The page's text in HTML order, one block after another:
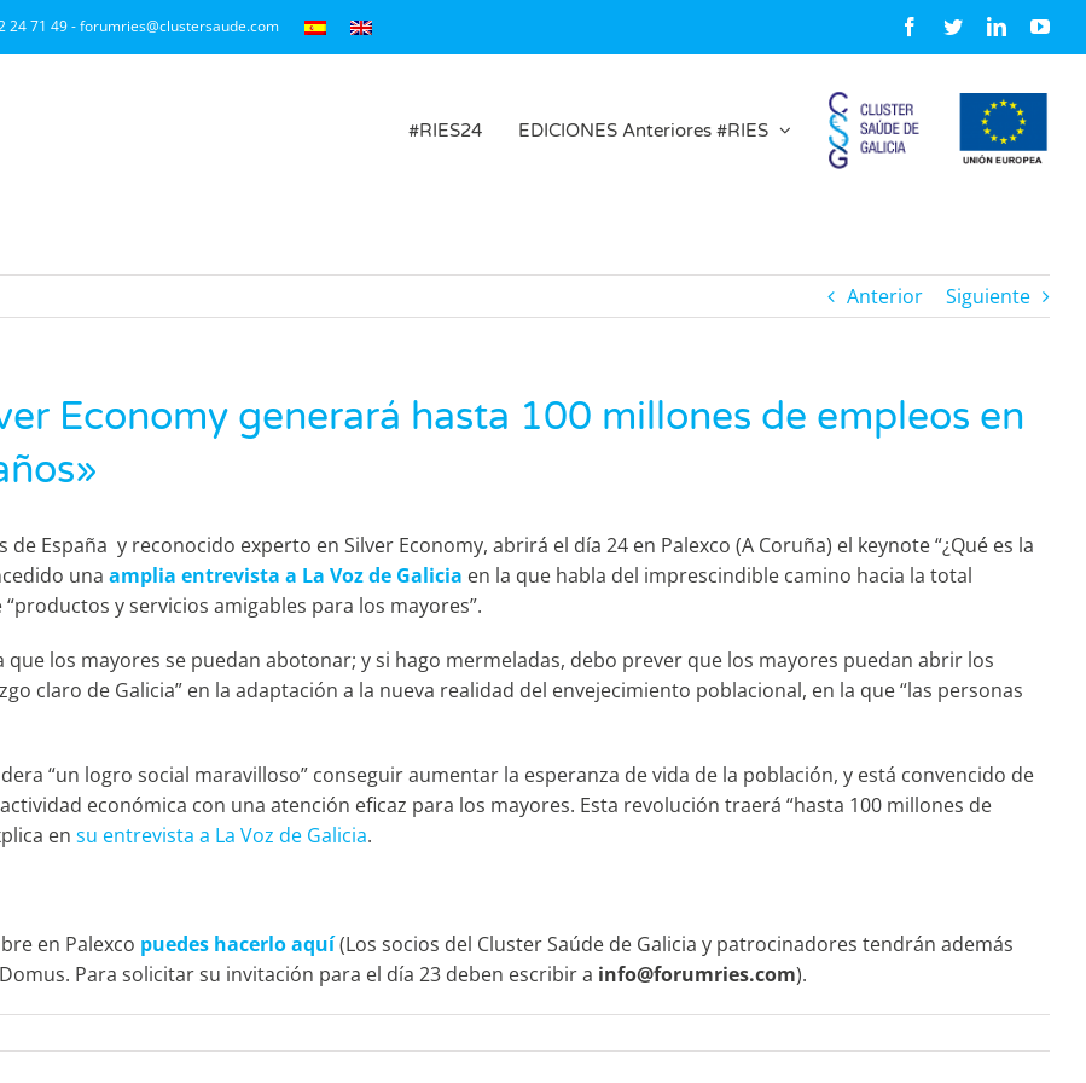
24 71 49 - forumries@clustersaude.com Facebook
TwitterLinkedIn
#RIES24 EDICIONES Anteriores #RIES
Anterior Siguiente
Economy generará hasta 100 millones de empleos en
España y reconocido experto en Silver Economy, abrirá el día 24 en Palexco (A Coruña) el keynote “¿Qué es la
una amplia entrevista a La Voz de Galicia en la que habla del imprescindible camino hacia la total
y servicios amigables para los mayores”.
los mayores se puedan abotonar; y si hago mermeladas, debo prever que los mayores puedan abrir los
claro de Galicia” en la adaptación a la nueva realidad del envejecimiento poblacional, en la que “las personas
“un logro social maravilloso” conseguir aumentar la esperanza de vida de la población, y está convencido de
económica con una atención eficaz para los mayores. Esta revolución traerá “hasta 100 millones de
en su entrevista a La Voz de Galicia.
en Palexco puedes hacerlo aquí(Los socios del Cluster Saúde de Galicia y patrocinadores tendrán además
Para solicitar su invitación para el día 23 deben escribir a info@forumries.com).